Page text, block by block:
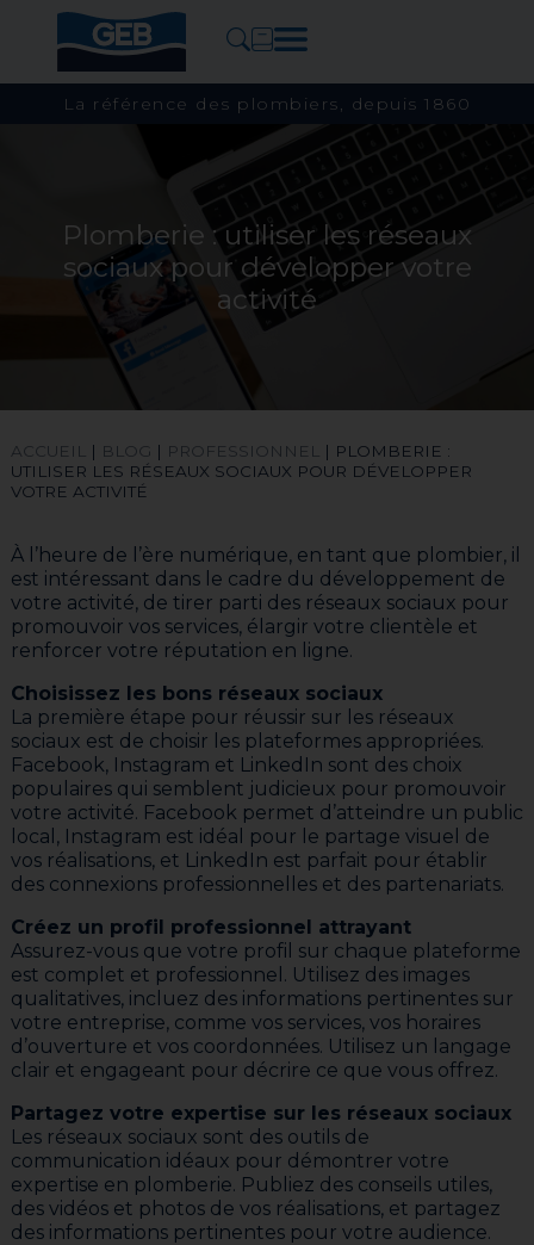
La référence des plombiers, depuis 1860
Plomberie : utiliser les réseaux
sociaux pour développer votre
activité
ACCUEIL | BLOG | PROFESSIONNEL | PLOMBERIE :
UTILISER LES RÉSEAUX SOCIAUX POUR DÉVELOPPER
VOTRE ACTIVITÉ
À l’heure de l’ère numérique, en tant que plombier, il
est intéressant dans le cadre du développement de
votre activité, de tirer parti des réseaux sociaux pour
promouvoir vos services, élargir votre clientèle et
renforcer votre réputation en ligne.
Choisissez les bons réseaux sociaux
La première étape pour réussir sur les réseaux
sociaux est de choisir les plateformes appropriées.
Facebook, Instagram et LinkedIn sont des choix
populaires qui semblent judicieux pour promouvoir
votre activité. Facebook permet d’atteindre un public
local, Instagram est idéal pour le partage visuel de
vos réalisations, et LinkedIn est parfait pour établir
des connexions professionnelles et des partenariats.
Créez un profil professionnel attrayant
Assurez-vous que votre profil sur chaque plateforme
est complet et professionnel. Utilisez des images
qualitatives, incluez des informations pertinentes sur
votre entreprise, comme vos services, vos horaires
d’ouverture et vos coordonnées. Utilisez un langage
clair et engageant pour décrire ce que vous offrez.
Partagez votre expertise sur les réseaux sociaux
Les réseaux sociaux sont des outils de
communication idéaux pour démontrer votre
expertise en plomberie. Publiez des conseils utiles,
des vidéos et photos de vos réalisations, et partagez
des informations pertinentes pour votre audience.